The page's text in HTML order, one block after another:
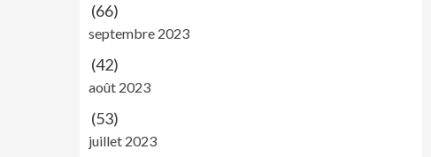
(66)
septembre 2023
(42)
août 2023
(53)
juillet 2023